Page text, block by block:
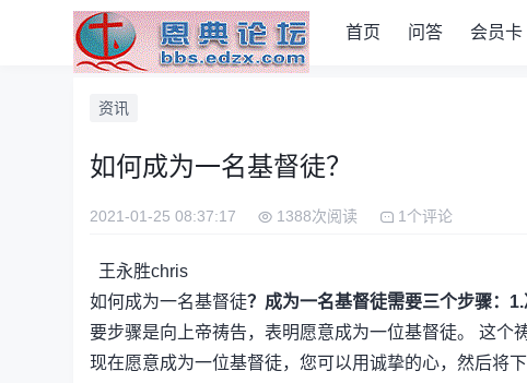
首页 问答 会员卡
资讯
如何成为一名基督徒？
2021-01-25 08:37:17 1388次阅读 1个评论
王永胜chris
如何成为一名基督徒？成为一名基督徒需要三个步骤：
要步骤是向上帝祷告，表明愿意成为一位基督徒。 这个
现在愿意成为一位基督徒，您可以用诚挚的心，然后将